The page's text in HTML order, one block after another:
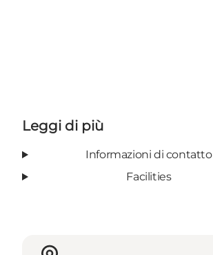
Leggi di più
Informazioni di contatto
Facilities